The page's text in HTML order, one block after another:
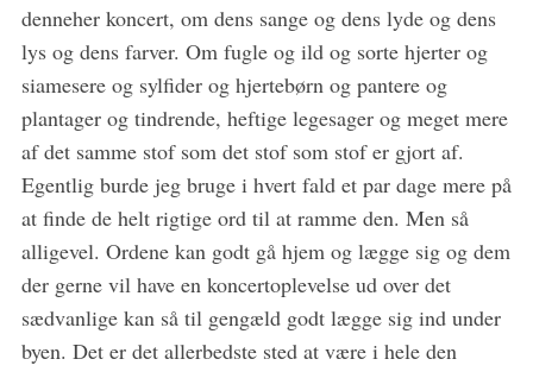
denneher koncert, om dens sange og dens lyde og dens
lys og dens farver. Om fugle og ild og sorte hjerter og
siamesere og sylfider og hjertebørn og pantere og
plantager og tindrende, heftige legesager og meget mere
af det samme stof som det stof som stof er gjort af.
Egentlig burde jeg bruge i hvert fald et par dage mere på
at finde de helt rigtige ord til at ramme den. Men så
alligevel. Ordene kan godt gå hjem og lægge sig og dem
der gerne vil have en koncertoplevelse ud over det
sædvanlige kan så til gengæld godt lægge sig ind under
byen. Det er det allerbedste sted at være i hele den